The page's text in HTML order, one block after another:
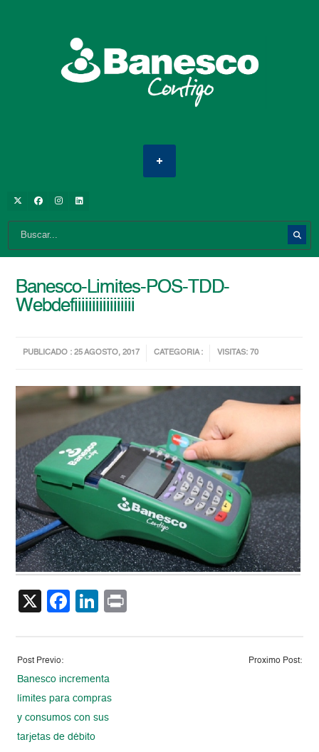
Banesco-Limites-POS-TDD-
Webdefiiiiiiiiiiiiiiiii
PUBLICADO : 25 AGOSTO, 2017 CATEGORIA : VISITAS: 70
X Facebook
LinkedIn
Post Previo:
Banesco incrementa
límites para compras
y consumos con sus
tarjetas de débito
Proximo Post: